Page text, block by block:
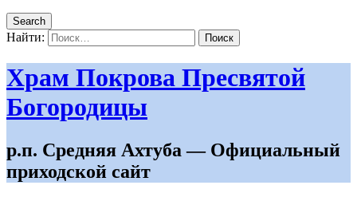
Search
Найти:
Храм Покрова Пресвятой
Богородицы
р.п. Средняя Ахтуба — Официальный
приходской сайт